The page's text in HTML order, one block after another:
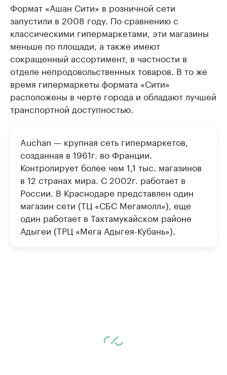
Формат «Ашан Сити» в розничной сети
запустили в 2008 году. По сравнению с
классическими гипермаркетами, эти магазины
меньше по площади, а также имеют
сокращенный ассортимент, в частности в
отделе непродовольственных товаров. В то же
время гипермаркеты формата «Сити»
расположены в черте города и обладают лучшей
транспортной доступностью.
Auсhan — крупная сеть гипермаркетов,
созданная в 1961г. во Франции.
Контролирует более чем 1,1 тыс. магазинов
в 12 странах мира. С 2002г. работает в
России. В Краснодаре представлен один
магазин сети (ТЦ «СБС Мегамолл»), еще
один работает в Тахтамукайском районе
Адыгеи (ТРЦ «Мега Адыгея-Кубань»).